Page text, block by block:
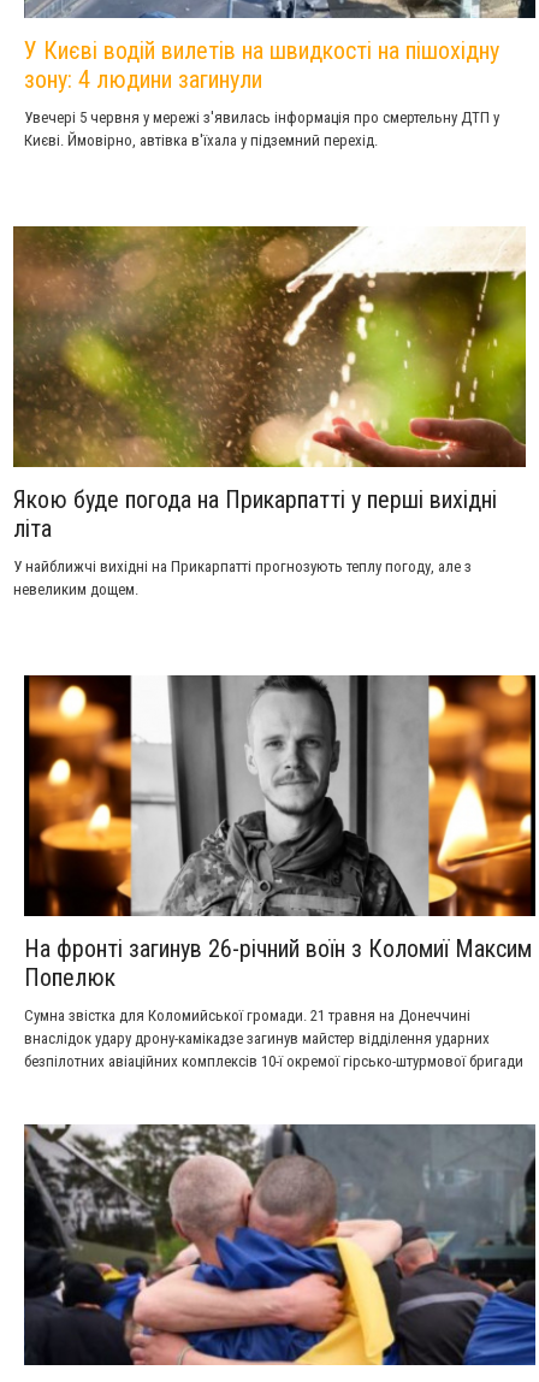
У Києві водій вилетів на швидкості на пішохідну
зону: 4 людини загинули
Увечері 5 червня у мережі з'явилась інформація про смертельну ДТП у
Києві. Ймовірно, автівка в'їхала у підземний перехід.
Якою буде погода на Прикарпатті у перші вихідні
літа
У найближчі вихідні на Прикарпатті прогнозують теплу погоду, але з
невеликим дощем.
На фронті загинув 26-річний воїн з Коломиї Максим
Попелюк
Сумна звістка для Коломийської громади. 21 травня на Донеччині
внаслідок удару дрону-камікадзе загинув майстер відділення ударних
безпілотних авіаційних комплексів 10-ї окремої гірсько-штурмової бригади